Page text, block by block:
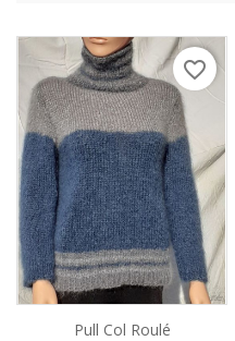
Pull Col Roulé
favorite_border